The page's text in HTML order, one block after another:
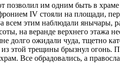
им одним быть в
IV стояли на площади,
всем этим наблюдали
на веранде верхнего
ожидали чуда, тщетно
этой трещины брызнул
Все обрадовались, а